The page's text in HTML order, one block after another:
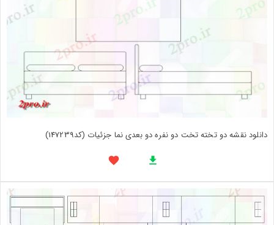
دانلود نقشه دو تخته تخت دو نفره دو بعدی نما جزئیات (کد147239)